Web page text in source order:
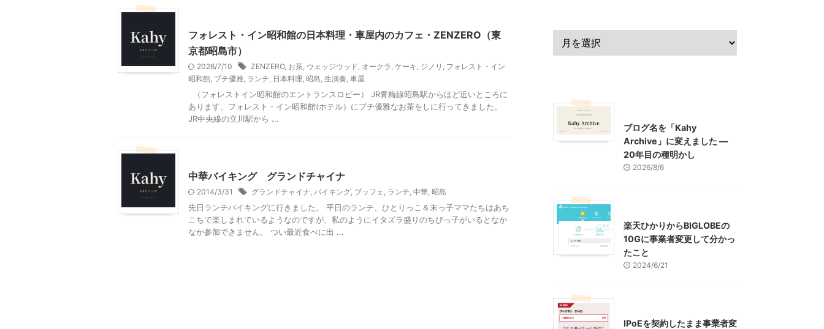
フォレスト・イン昭和館の日本料理・車屋内のカフェ・ZENZERO（東
京都昭島市）
2026/7/10 ZENZERO, お茶 ウェッジウッド オークラ ケーキ ジノリ
フォレスト・イン
昭和館 プチ優雅 ランチ 日本料理 昭島 生演奏 車屋
（フォレストイン昭和館のエントランスロビー） JR青梅線昭島駅からほど近いところに
あります、フォレスト・イン昭和館(ホテル）にプチ優雅なお茶をしに行ってきました。
JR中央線の立川駅から ...
中華バイキング グランドチャイナ
2014/3/31 グランドチャイナ バイキング ブッフェ ランチ 中華 昭島
先日ランチバイキングに行きました。 平日のランチ、ひとりっこ＆末っ子ママたちはあち
こちで楽しまれているようなのですが、私のようにイタズラ盛りのちびっ子がいるとなか
なか参加できません。 つい最近食べに出 ...
ブログ名を「Kahy
Archive」に変えました ―
20年目の種明かし
2026/8/6
楽天ひかりからBIGLOBEの
10Gに事業者変更して分かっ
たこと
2024/6/21
IPoEを契約したまま事業者変